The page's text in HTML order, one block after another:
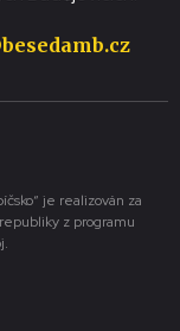
je realizován za
z programu